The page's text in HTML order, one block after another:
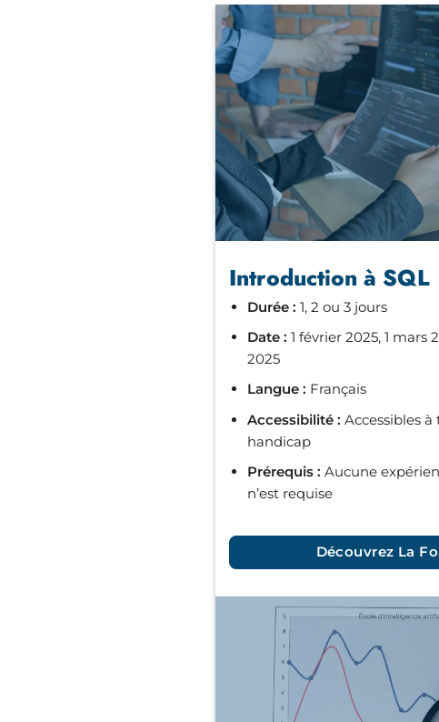
Introduction à SQL
Durée : 1, 2 ou 3 jours
Date : 1 février 2025, 1 mars
2025
Langue : Français
Accessibilité : Accessibles
handicap
Prérequis : Aucune
n’est requise
Découvrez La